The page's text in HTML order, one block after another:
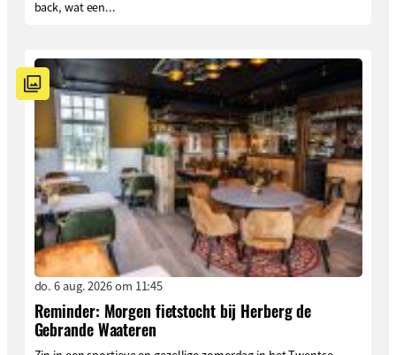
back, wat een...
do. 6 aug. 2026 om 11:45
Reminder: Morgen fietstocht bij Herberg de
Gebrande Waateren